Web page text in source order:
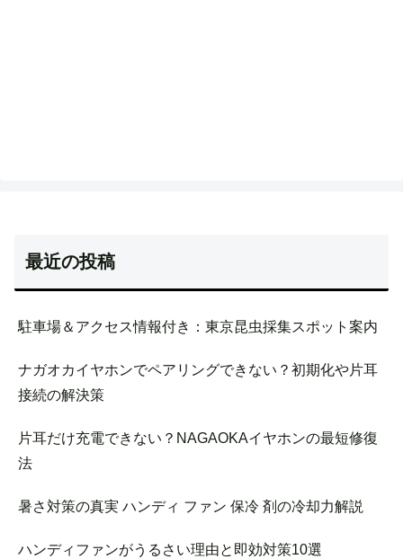
最近の投稿
駐車場＆アクセス情報付き：東京昆虫採集スポット案内
ナガオカイヤホンでペアリングできない？初期化や片耳
接続の解決策
片耳だけ充電できない？NAGAOKAイヤホンの最短修復
法
暑さ対策の真実 ハンディ ファン 保冷 剤の冷却力解説
ハンディファンがうるさい理由と即効対策10選